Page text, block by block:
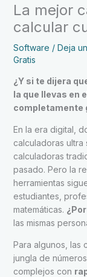
La mejor
calcular
Software / Deja
Gratis
¿Y si te dijera
la que llevas en
completamente
En la era digital,
calculadoras
calculadoras
pasado. Pero la
herramientas
estudiantes,
matemáticas.
las mismas
Para algunos, las
jungla de
complejos con